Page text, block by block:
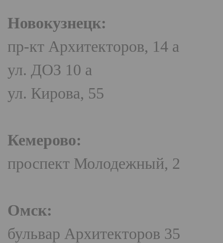
Новокузнецк:
пр-кт Архитекторов, 14 а
ул. ДОЗ 10 а
ул. Кирова, 55
Кемерово:
проспект Молодежный, 2
Омск:
бульвар Архитекторов 35